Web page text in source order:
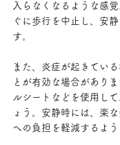
入らなくなるような感
ぐに歩行を中止し、安
す。
また、炎症が起きてい
とが有効な場合があり
ルシートなどを使用して
ょう。安静時には、楽
への負担を軽減するよう